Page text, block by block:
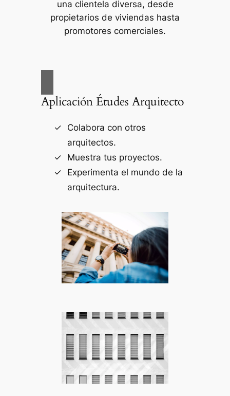
una clientela diversa, desde
propietarios de viviendas hasta
promotores comerciales.
Aplicación Études Arquitecto
Colabora con otros
arquitectos.
Muestra tus proyectos.
Experimenta el mundo de la
arquitectura.